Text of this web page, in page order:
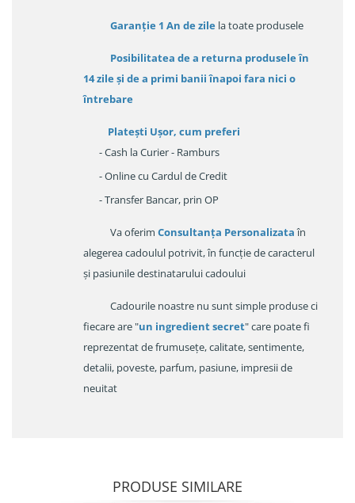
Garanție 1 An de zile la toate produsele
Posibilitatea de a returna produsele în
14 zileși de a primi banii înapoi fara nici o
întrebare
Platești Ușor, cum preferi
- Cash la Curier - Ramburs
- Online cu Cardul de Credit
- Transfer Bancar, prin OP
Va oferim Consultanța Personalizataîn
alegerea cadoulul potrivit, în funcție de caracterul
și pasiunile destinatarului cadoului
Cadourile noastre nu sunt simple produse ci
fiecare are "un ingredient secret" care poate fi
reprezentat de frumusețe, calitate, sentimente,
detalii, poveste, parfum, pasiune, impresii de
neuitat
PRODUSE SIMILARE